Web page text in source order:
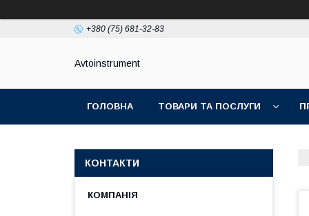
+380 (75) 681-32-83
Avtoinstrument
ГОЛОВНА ТОВАРИ ТА ПОСЛУГИ
КОНТАКТИ